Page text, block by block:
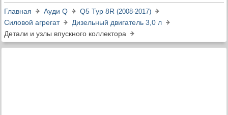
Главная Ауди Q Q5 Typ 8R (2008-2017)
Силовой агрегат
Дизельный двигатель 3,0 л
Детали и узлы впускного коллектора